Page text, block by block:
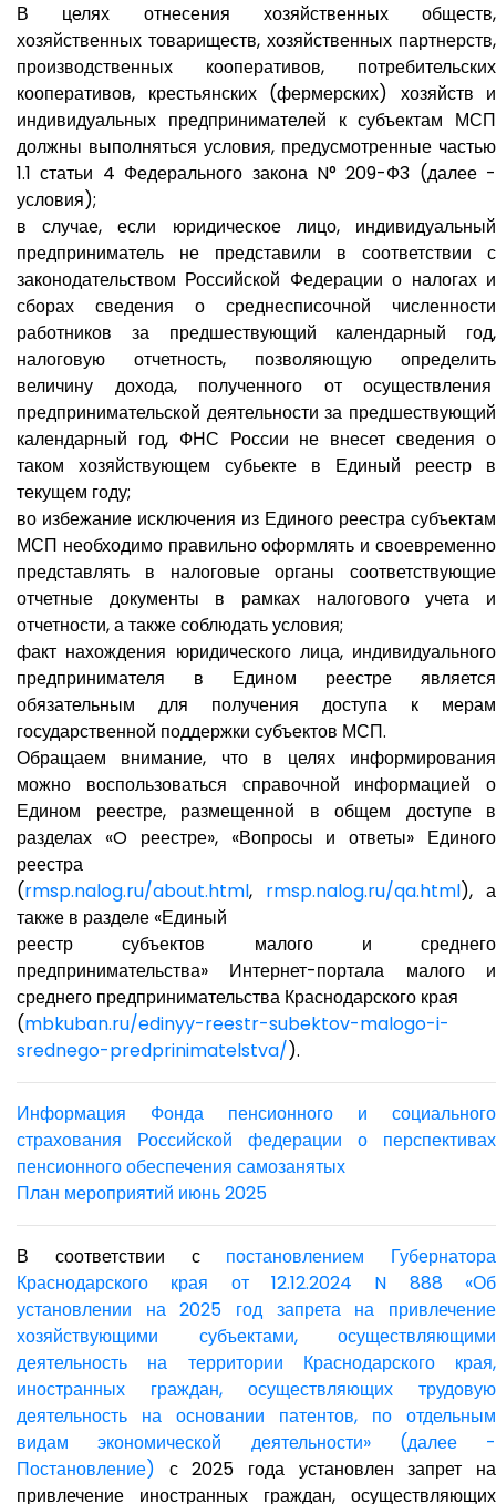
В целях отнесения хозяйственных обществ,
хозяйственных товариществ, хозяйственных партнерств,
производственных кооперативов, потребительских
кооперативов, крестьянских (фермерских) хозяйств и
индивидуальных предпринимателей к субъектам МСП
должны выполняться условия, предусмотренные частью
1.1 статьи 4 Федерального закона N° 209-Ф3 (далее -
условия);
в случае, если юридическое лицо, индивидуальный
предприниматель не представили в соответствии с
законодательством Российской Федерации о налогах и
сборах сведения о среднесписочной численности
работников за предшествующий календарный год,
налоговую отчетность, позволяющую определить
величину дохода, полученного от осуществления
предпринимательской деятельности за предшествующий
календарный год, ФНС России не внесет сведения о
таком хозяйствующем субьекте в Единый реестр в
текущем году;
во избежание исключения из Единого реестра субъектам
МСП необходимо правильно оформлять и своевременно
представлять в налоговые органы соответствующие
отчетные документы в рамках налогового учета и
отчетности, а также соблюдать условия;
факт нахождения юридического лица, индивидуального
предпринимателя в Едином реестре является
обязательным для получения доступа к мерам
государственной поддержки субъектов МСП.
Обращаем внимание, что в целях информирования
можно воспользоваться справочной информацией о
Едином реестре, размещенной в общем доступе в
разделах «O реестре», «Вопросы и ответы» Единого
реестра
(rmsp.nalog.ru/about.html, rmsp.nalog.ru/qa.html), а
также в разделе «Единый
реестр субъектов малого и среднего
предпринимательства» Интернет-портала малого и
среднего предпринимательства Краснодарского края
(mbkuban.ru/edinyy-reestr-subektov-malogo-i-
srednego-predprinimatelstva/).
Информация Фонда пенсионного и социального
страхования Российской федерации о перспективах
пенсионного обеспечения самозанятых
План мероприятий июнь 2025
В соответствии спостановлением Губернатора
Краснодарского края от 12.12.2024 N 888 «Об
установлении на 2025 год запрета на привлечение
хозяйствующими субъектами, осуществляющими
деятельность на территории Краснодарского края,
иностранных граждан, осуществляющих трудовую
деятельность на основании патентов, по отдельным
видам экономической деятельности» (далее -
Постановление) с 2025 года установлен запрет на
привлечение иностранных граждан, осуществляющих